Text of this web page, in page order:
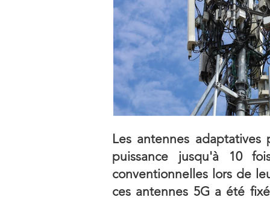
Les antennes
puissance jusqu'à 10
conventionnelles lors de
ces antennes 5G a été